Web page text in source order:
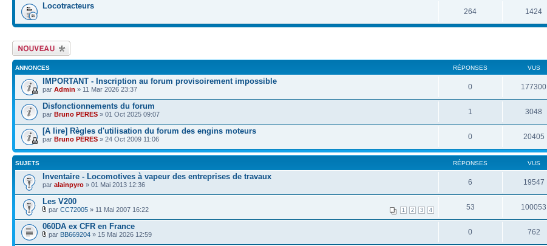
Locotracteurs
264 1424
Écrire un nouveau
sujet
ANNONCES RÉPONSES VUS
IMPORTANT - Inscription au forum provisoirement impossible
par Admin » 11 Mar 2026 23:37 0 177300
Disfonctionnements du forum
par Bruno PERES » 01 Oct 2025 09:07 1 3048
[A lire] Règles d'utilisation du forum des engins moteurs
par Bruno PERES » 24 Oct 2009 11:06 0 20405
SUJETS RÉPONSES VUS
Inventaire - Locomotives à vapeur des entreprises de travaux
par alainpyro » 01 Mai 2013 12:36 6 19547
Les V200
1 2 3 4
par CC72005 » 11 Mai 2007 16:22 53 100053
060DA ex CFR en France
par BB669204 » 15 Mai 2026 12:59 0 762